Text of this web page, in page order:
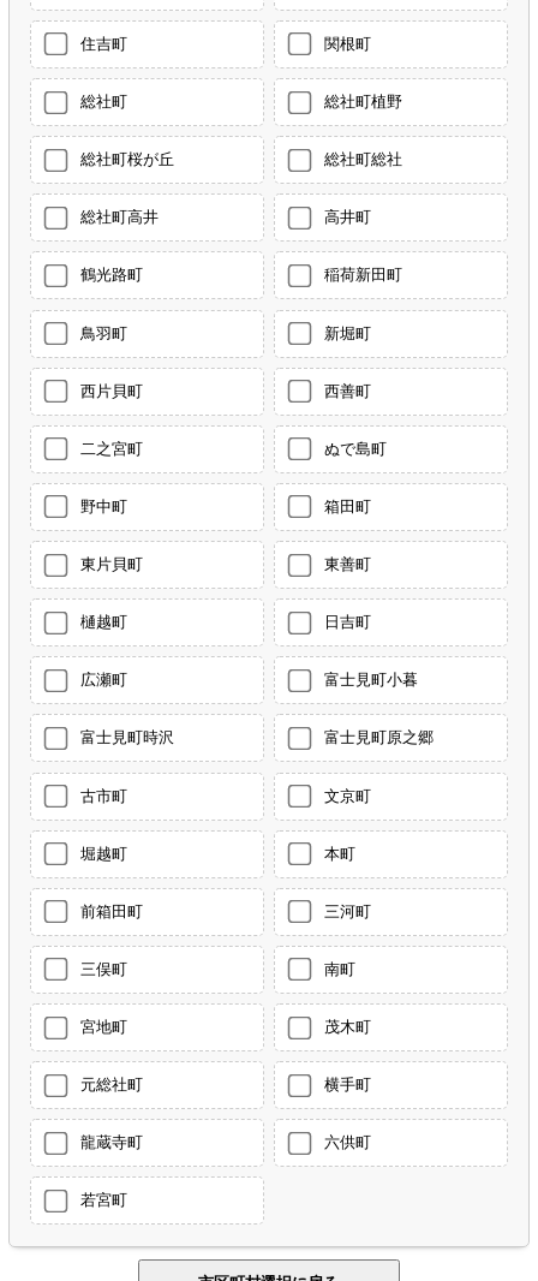
住吉町 関根町
総社町 総社町植野
総社町桜が丘 総社町総社
総社町高井 高井町
鶴光路町 稲荷新田町
鳥羽町 新堀町
西片貝町 西善町
二之宮町 ぬで島町
野中町 箱田町
東片貝町 東善町
樋越町 日吉町
広瀬町 富士見町小暮
富士見町時沢 富士見町原之郷
古市町 文京町
堀越町 本町
前箱田町 三河町
三俣町 南町
宮地町 茂木町
元総社町 横手町
龍蔵寺町 六供町
若宮町